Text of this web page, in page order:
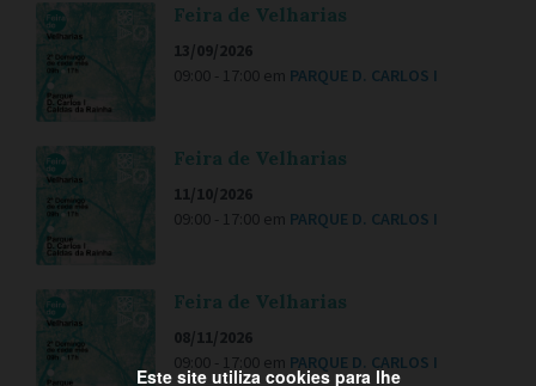
Feira de Velharias
13/09/2026
09:00 - 17:00 em PARQUE D. CARLOS I
Feira de Velharias
11/10/2026
09:00 - 17:00 em PARQUE D. CARLOS I
Feira de Velharias
08/11/2026
09:00 - 17:00 em PARQUE D. CARLOS I
Este site utiliza cookies para lhe